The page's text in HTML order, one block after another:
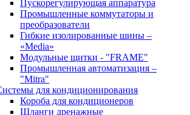
Пускорегулирующая аппаратура
Промышленные коммутаторы и
преобразователи
Гибкие изолированные шины –
«Media»
Модульные щитки - "FRAME"
Промышленная автоматизация –
"Mitra"
для кондиционирования
Короба для кондиционеров
Шланги дренажные